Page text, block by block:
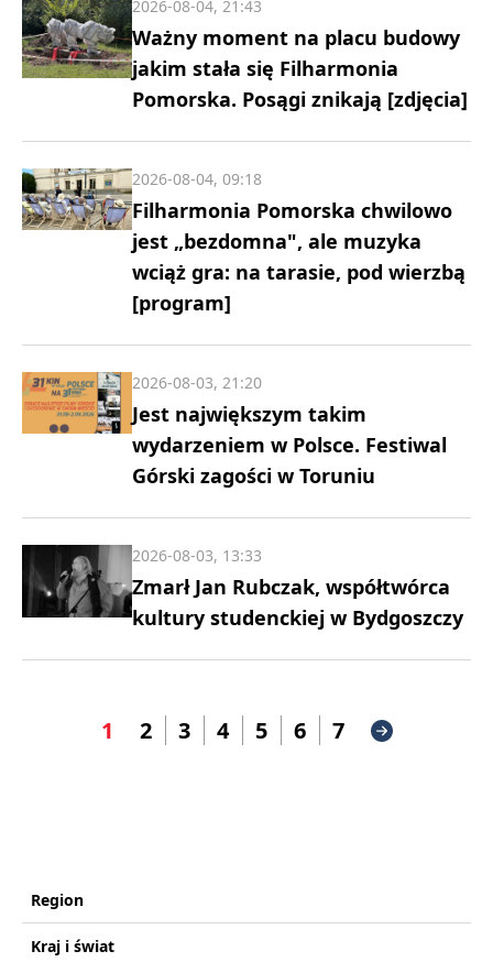
Ważny moment na placu budowy
jakim stała się Filharmonia
Pomorska. Posągi znikają [zdjęcia]
2026-08-04, 21:43
Filharmonia Pomorska chwilowo
jest „bezdomna", ale muzyka
wciąż gra: na tarasie, pod wierzbą
[program]
2026-08-04, 09:18
Jest największym takim
wydarzeniem w Polsce. Festiwal
Górski zagości w Toruniu
2026-08-03, 21:20
Zmarł Jan Rubczak, współtwórca
kultury studenckiej w Bydgoszczy
2026-08-03, 13:33
1 2 3 4 5 6 7
Region
Kraj i świat